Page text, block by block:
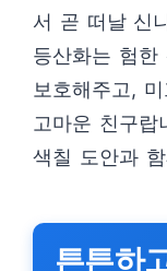
서 곧 떠날 신
등산화는 험한
보호해주고,
고마운 친구
색칠 도안과
튼튼하